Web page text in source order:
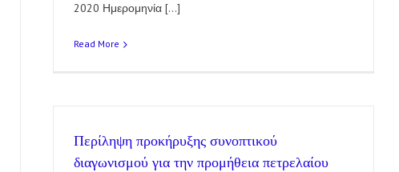
2020 Ημερομηνία [...]
Read More
Περίληψη προκήρυξης συνοπτικού
διαγωνισμού για την προμήθεια πετρελαίου